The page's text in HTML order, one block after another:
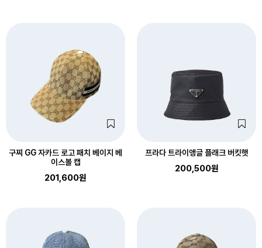
구찌 GG 자카드 로고 패치 베이지 베
이스볼 캡
201,600원
프라다 트라이앵글 플래크 버킷햇
200,500원